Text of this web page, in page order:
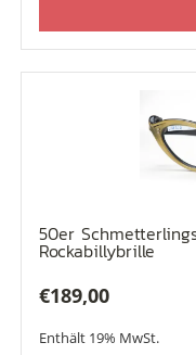
50er
Rockabillybrille
€189,00
Enthält 19% MwSt.